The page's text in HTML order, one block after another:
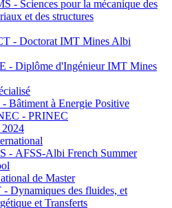
- Sciences pour la mécanique des
et des structures
- Doctorat IMT Mines Albi
- Diplôme d'Ingénieur IMT Mines
Bâtiment à Energie Positive
- PRINEC
2024
- AFSS-Albi French Summer
de Master
Dynamiques des fluides, et
et Transferts